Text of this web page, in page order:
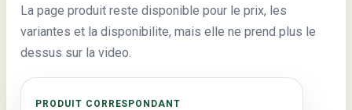
La page produit reste disponible pour le prix, les
variantes et la disponibilite, mais elle ne prend plus le
dessus sur la video.
PRODUIT CORRESPONDANT